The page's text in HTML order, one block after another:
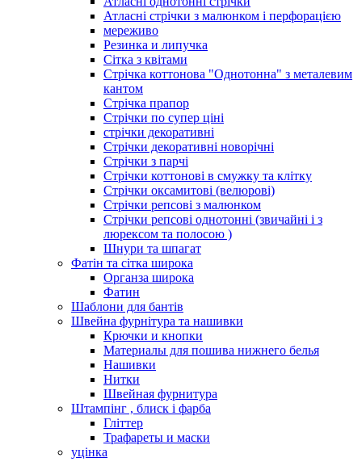
Атласні стрічки з малюнком і перфорацією
мереживо
Резинка и липучка
Сітка з квітами
Стрічка коттонова "Однотонна" з металевим
кантом
Стрічка прапор
Стрічки по супер ціні
стрічки декоративні
Стрічки декоративні новорічні
Стрічки з парчі
Стрічки коттонові в смужку та клітку
Стрічки оксамитові (велюрові)
Стрічки репсові з малюнком
Стрічки репсові однотонні (звичайні і з
люрексом та полосою )
Шнури та шпагат
Фатін та сітка широка
Органза широка
Фатин
Шаблони для бантів
Швейна фурнітура та нашивки
Крючки и кнопки
Материалы для пошива нижнего белья
Нашивки
Нитки
Швейная фурнитура
Штампінг , блиск і фарба
Гліттер
Трафареты и маски
уцінка